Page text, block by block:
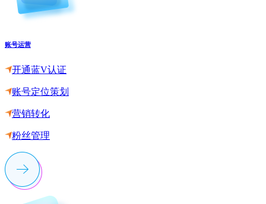
账号运营
开通蓝V认证
账号定位策划
营销转化
粉丝管理